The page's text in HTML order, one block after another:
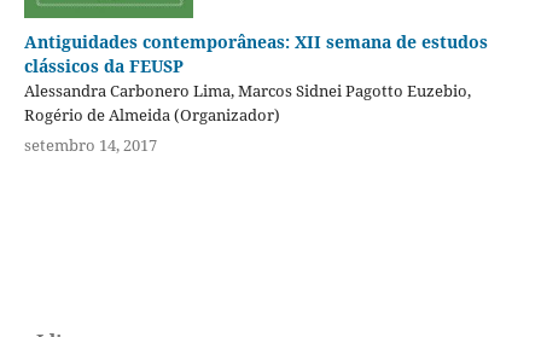
Antiguidades contemporâneas: XII semana de estudos
clássicos da FEUSP
Alessandra Carbonero Lima, Marcos Sidnei Pagotto Euzebio,
Rogério de Almeida (Organizador)
setembro 14, 2017